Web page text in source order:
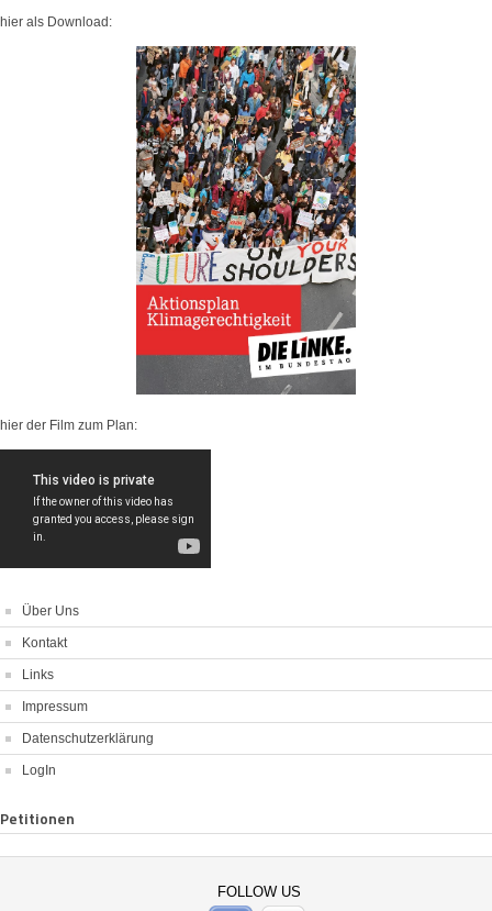
hier als Download:
hier der Film zum Plan:
Über Uns
Kontakt
Links
Impressum
Datenschutzerklärung
LogIn
Petitionen
FOLLOW US